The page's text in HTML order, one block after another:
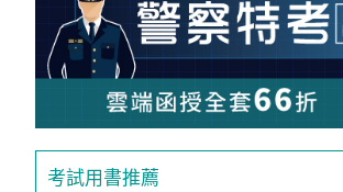
考試用書推薦
扣！